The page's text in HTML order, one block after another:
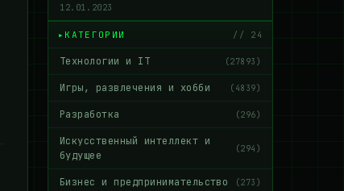
12.01.2023
КАТЕГОРИИ // 24
Технологии и IT (27893)
Игры, развлечения и хобби (4839)
Разработка (296)
Искусственный интеллект и
будущее
(294)
Бизнес и предпринимательство (273)